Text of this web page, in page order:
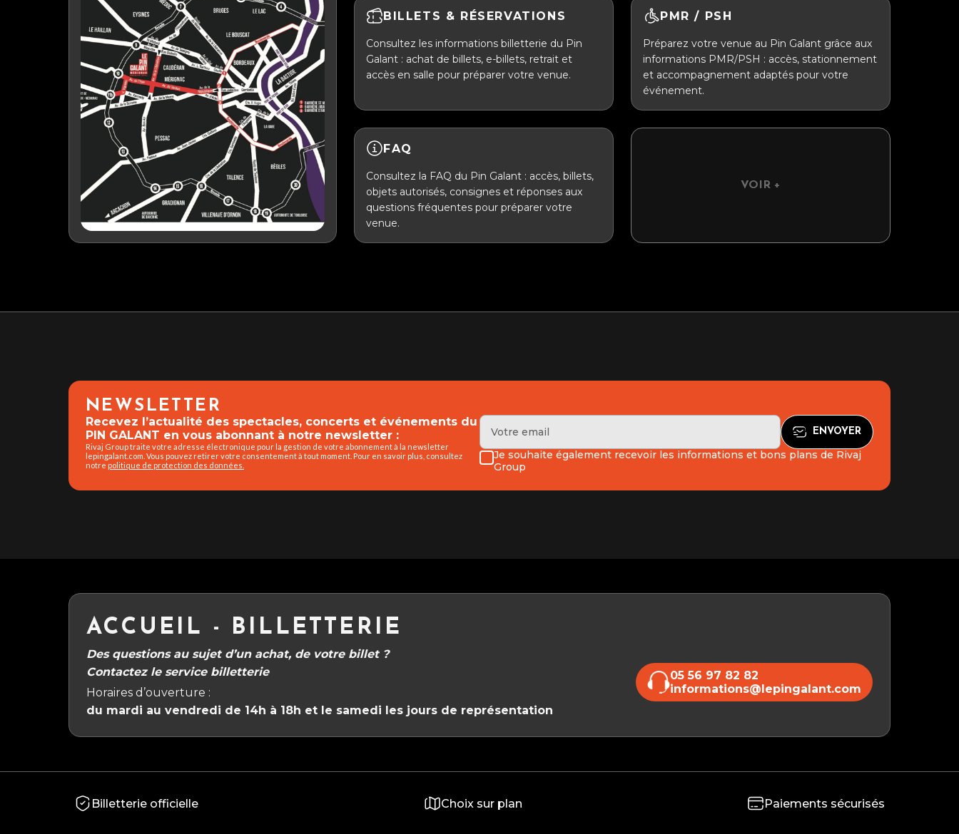
BILLETS & RÉSERVATIONS
Consultez les informations billetterie du Pin
Galant : achat de billets, e-billets, retrait et
accès en salle pour préparer votre venue.
PMR / PSH
Préparez votre venue au Pin Galant grâce aux
informations PMR/PSH : accès, stationnement
et accompagnement adaptés pour votre
événement.
FAQ
Consultez la FAQ du Pin Galant : accès, billets,
objets autorisés, consignes et réponses aux
questions fréquentes pour préparer votre
venue.
VOIR +
NEWSLETTER
Recevez l’actualité des spectacles, concerts et événements du
PIN GALANT en vous abonnant à notre newsletter :
Rivaj Group traite votre adresse électronique pour la gestion de votre abonnement à la newsletter
lepingalant.com. Vous pouvez retirer votre consentement à tout moment. Pour en savoir plus, consultez
notre politique de protection des données.
Je souhaite également recevoir les informations et bons plans de Rivaj
Group
ACCUEIL - BILLETTERIE
Des questions au sujet d’un achat, de votre billet ?
Contactez le service billetterie
Horaires d’ouverture :
du mardi au vendredi de 14h à 18h et le samedi les jours de représentation
05 56 97 82 82
informations@lepingalant.com
Billetterie officielle Choix sur plan Paiements sécurisés